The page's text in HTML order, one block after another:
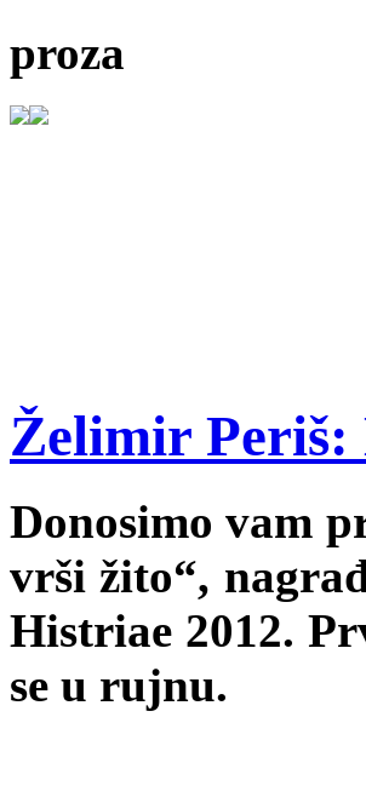
proza
Želimir Periš:
Donosimo vam
vrši žito“,
Histriae 2012.
se u rujnu.